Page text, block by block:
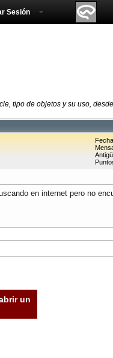
Sesión
tipo de objetos y su uso,
en internet pero no
un